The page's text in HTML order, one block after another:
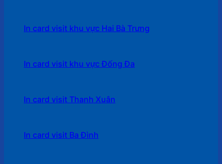
In card visit khu vực Hai Bà Trưng
In card visit khu vực Đống Đa
In card visit Thanh Xuân
In card visit Ba Đình